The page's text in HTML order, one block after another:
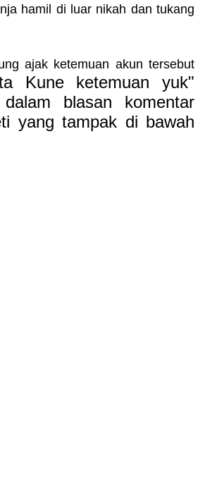
hamil di luar nikah dan tukang
ajak ketemuan akun tersebut
Kune ketemuan yuk"
blasan komentar
yang tampak di bawah